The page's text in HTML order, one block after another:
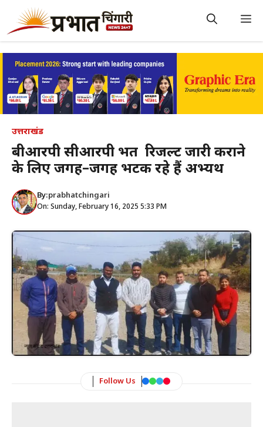
content
उत्तराखंड
बीआरपी सीआरपी भर्ती रिजल्ट जारी कराने
के लिए जगह–जगह भटक रहे हैं अभ्यर्थी
By:prabhatchingari
On: Sunday, February 16, 2025 5:33 PM
Follow Us